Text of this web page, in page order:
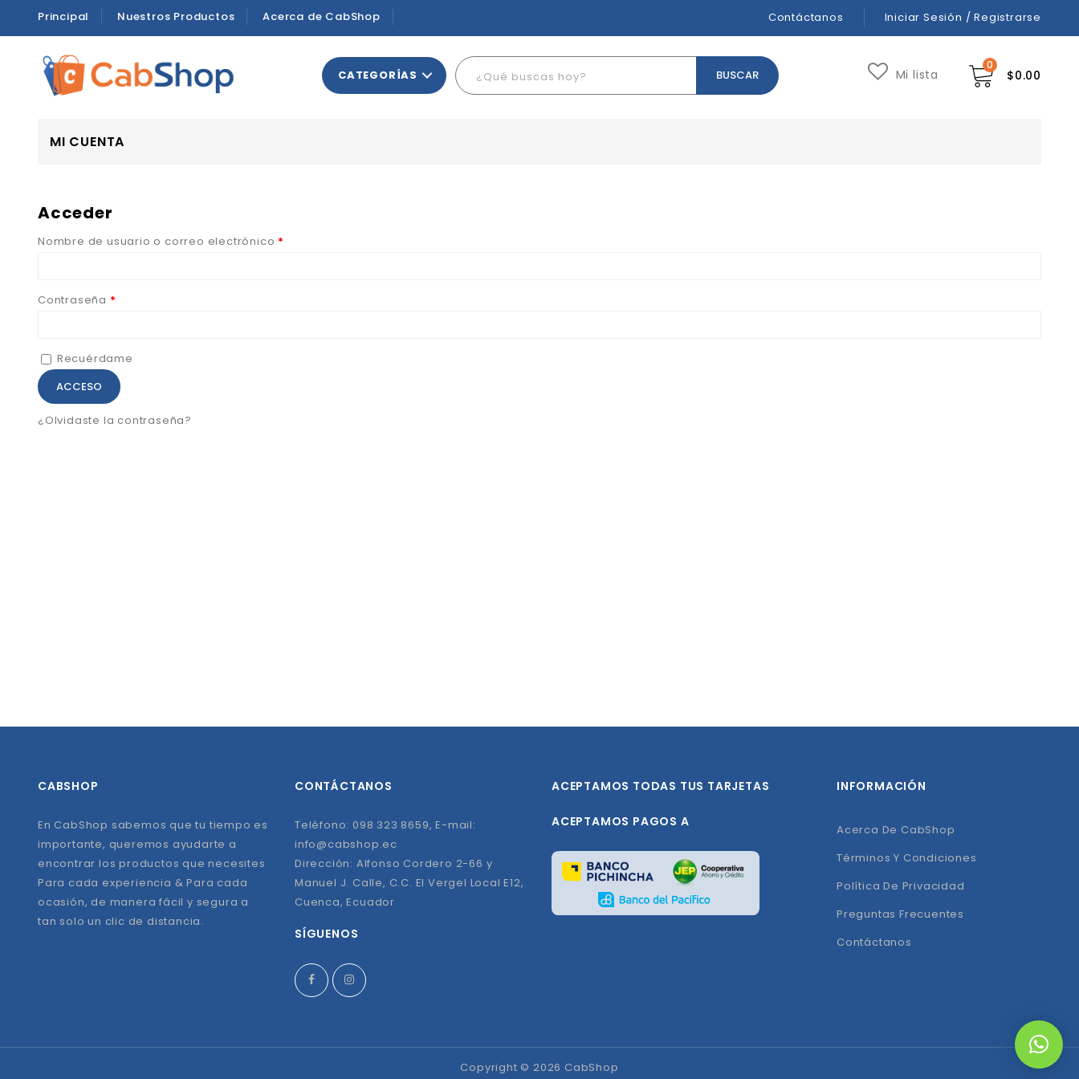
Principal Nuestros Productos Acerca de CabShop Contáctanos Iniciar Sesión / Registrarse
0
$0.00
Mi lista
CATEGORÍAS
MI CUENTA
Acceder
Nombre de usuario o correo electrónico *
Contraseña *
Recuérdame
ACCESO
¿Olvidaste la contraseña?
CABSHOP
En CabShop sabemos que tu tiempo es
importante, queremos ayudarte a
encontrar los productos que necesites
Para cada experiencia & Para cada
ocasión, de manera fácil y segura a
tan solo un clic de distancia.
CONTÁCTANOS
Teléfono: 098 323 8659, E-mail:
info@cabshop.ec
Dirección: Alfonso Cordero 2-66 y
Manuel J. Calle, C.C. El Vergel Local E12,
Cuenca, Ecuador
SÍGUENOS
ACEPTAMOS TODAS TUS TARJETAS
ACEPTAMOS PAGOS A
INFORMACIÓN
Acerca De CabShop
Términos Y Condiciones
Política De Privacidad
Preguntas Frecuentes
Contáctanos
Copyright © 2026 CabShop